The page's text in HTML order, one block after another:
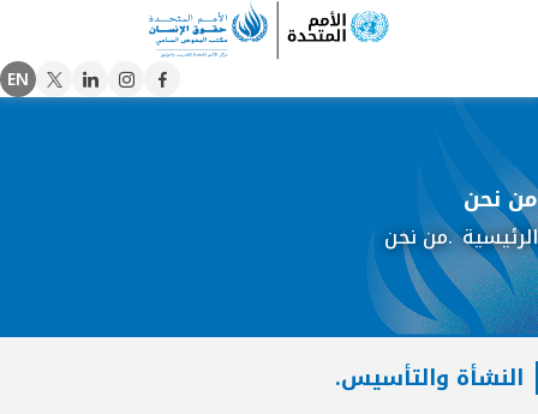
Main
navigation
Facebook
instagram
linkedin
EN
من نحن
الرئيسية من نحن
النشأة والتأسيس.